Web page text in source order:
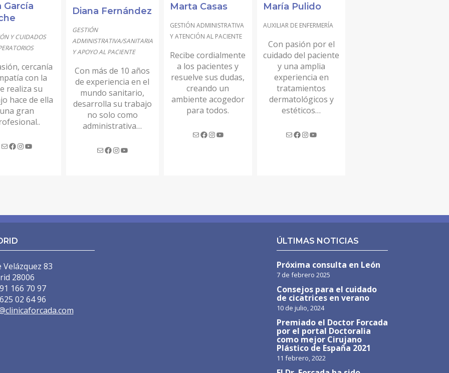
García
Y CUIDADOS
cercanía
con la
realiza su
hace de ella
una gran
Diana Fernández
GESTIÓN
ADMINISTRATIVA/SANITARIA
Y APOYO AL PACIENTE
Con más de 10 años
de experiencia en el
mundo sanitario,
desarrolla su trabajo
no solo como
administrativa…
Marta Casas
GESTIÓN ADMINISTRATIVA
Y ATENCIÓN AL PACIENTE
Recibe cordialmente
a los pacientes y
resuelve sus dudas,
creando un
ambiente acogedor
para todos.
María Pulido
AUXILIAR DE ENFERMERÍA
Con pasión por el
cuidado del paciente
y una amplia
experiencia en
tratamientos
dermatológicos y
estéticos…
Velázquez 83
28006
166 70 97
02 64 96
ÚLTIMAS NOTICIAS
Próxima consulta en León
7 de febrero 2025
Consejos para el cuidado
de cicatrices en verano
10 de julio, 2024
Premiado el Doctor Forcada
por el portal Doctoralia
como mejor Cirujano
Plástico de España 2021
11 febrero, 2022